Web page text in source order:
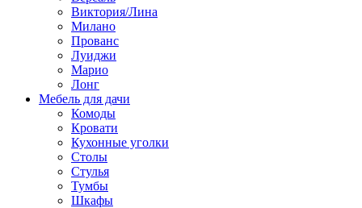
Виктория/Лина
Милано
Прованс
Луиджи
Марио
Лонг
Мебель для дачи
Комоды
Кровати
Кухонные уголки
Столы
Стулья
Тумбы
Шкафы